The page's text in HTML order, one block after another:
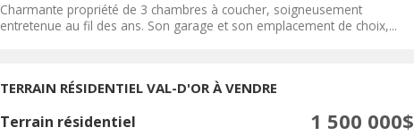
Charmante propriété de 3 chambres à coucher, soigneusement
entretenue au fil des ans. Son garage et son emplacement de choix,...
TERRAIN RÉSIDENTIEL VAL-D'OR À VENDRE
Terrain résidentiel 1 500 000$